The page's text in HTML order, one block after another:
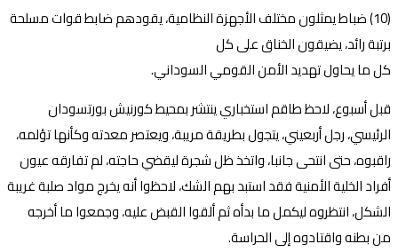
(10) ضباط يمثلون مختلف الأجهزة النظامية، يقودهم ضابط قوات مسلحة
برتبة رائد، يضيقون الخناق على كل
كل ما يحاول تهديد الأمن القومي السوداني.
قبل أسبوع، لاحظ طاقم استخباري ينتشر بمحيط كورنيش بورتسودان
الرئيسي، رجل أربعيني، يتجول بطريقة مريبة، ويعتصر معدته وكأنها تؤلمه،
راقبوه، حتى انتحى جانبا، واتخذ ظل شجرة ليقضي حاجته، لم تفارقه عيون
أفراد الخلية الأمنية فقد استبد بهم الشك، لاحظوا أنه يخرج مواد صلبة غريبة
الشكل، انتظروه ليكمل ما بدأه ثم ألقوا القبض عليه، وجمعوا ما أخرجه
من بطنه واقتادوه إلى الحراسة.